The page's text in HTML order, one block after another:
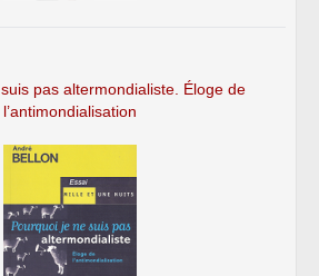
pas altermondialiste. Éloge de
l’antimondialisation